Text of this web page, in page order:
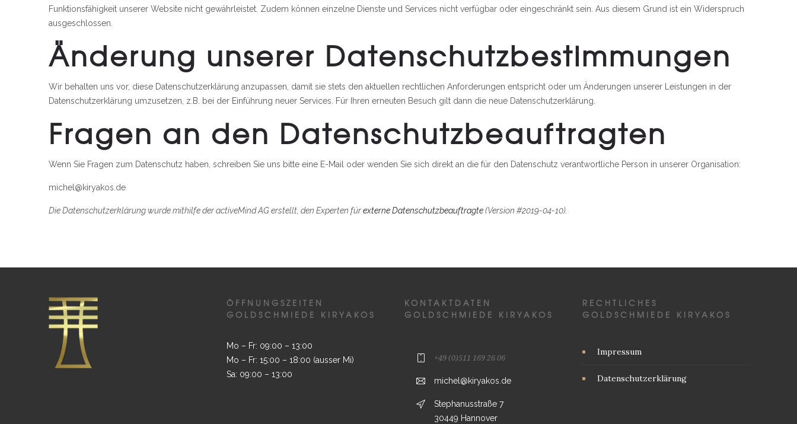
Funktionsfähigkeit unserer Website nicht gewährleistet. Zudem können einzelne Dienste und Services nicht verfügbar oder eingeschränkt sein. Aus diesem Grund ist ein Widerspruch
ausgeschlossen.
Änderung unserer Datenschutzbestimmungen
Wir behalten uns vor, diese Datenschutzerklärung anzupassen, damit sie stets den aktuellen rechtlichen Anforderungen entspricht oder um Änderungen unserer Leistungen in der
Datenschutzerklärung umzusetzen, z.B. bei der Einführung neuer Services. Für Ihren erneuten Besuch gilt dann die neue Datenschutzerklärung.
Fragen an den Datenschutzbeauftragten
Wenn Sie Fragen zum Datenschutz haben, schreiben Sie uns bitte eine E-Mail oder wenden Sie sich direkt an die für den Datenschutz verantwortliche Person in unserer Organisation:
michel@kiryakos.de
Die Datenschutzerklärung wurde mithilfe der activeMind AG erstellt, den Experten fürexterne Datenschutzbeauftragte(Version #2019-04-10).
ÖFFNUNGSZEITEN
GOLDSCHMIEDE KIRYAKOS
Mo – Fr: 09:00 – 13:00
Mo – Fr: 15:00 – 18:00 (ausser Mi)
Sa: 09:00 – 13:00
KONTAKTDATEN
GOLDSCHMIEDE KIRYAKOS
+49 (0)511 169 26 06
michel@kiryakos.de
Stephanusstraße 7
30449 Hannover
RECHTLICHES
GOLDSCHMIEDE KIRYAKOS
Impressum
Datenschutzerklärung